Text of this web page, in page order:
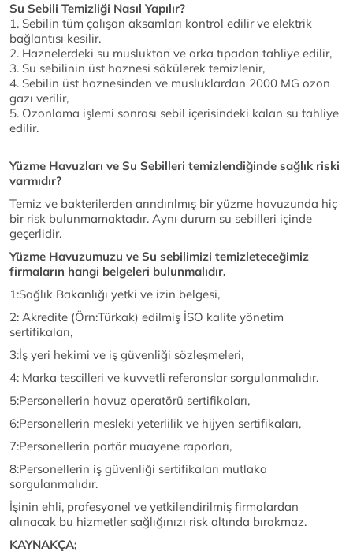
Su Sebili Temizliği Nasıl Yapılır?
1. Sebilin tüm çalışan aksamları kontrol edilir ve elektrik
bağlantısı kesilir.
2. Haznelerdeki su musluktan ve arka tıpadan tahliye edilir,
3. Su sebilinin üst haznesi sökülerek temizlenir,
4. Sebilin üst haznesinden ve musluklardan 2000 MG ozon
gazı verilir,
5. Ozonlama işlemi sonrası sebil içerisindeki kalan su tahliye
edilir.
Yüzme Havuzları ve Su Sebilleri temizlendiğinde sağlık riski
varmıdır?
Temiz ve bakterilerden arındırılmış bir yüzme havuzunda hiç
bir risk bulunmamaktadır. Aynı durum su sebilleri içinde
geçerlidir.
Yüzme Havuzumuzu ve Su sebilimizi temizleteceğimiz
firmaların hangi belgeleri bulunmalıdır.
1:Sağlık Bakanlığı yetki ve izin belgesi,
2: Akredite (Örn:Türkak) edilmiş İSO kalite yönetim
sertifikaları,
3:İş yeri hekimi ve iş güvenliği sözleşmeleri,
4: Marka tescilleri ve kuvvetli referanslar sorgulanmalıdır.
5:Personellerin havuz operatörü sertifikaları,
6:Personellerin mesleki yeterlilik ve hijyen sertifikaları,
7:Personellerin portör muayene raporları,
8:Personellerin iş güvenliği sertifikaları mutlaka
sorgulanmalıdır.
İşinin ehli, profesyonel ve yetkilendirilmiş firmalardan
alınacak bu hizmetler sağlığınızı risk altında bırakmaz.
KAYNAKÇA;